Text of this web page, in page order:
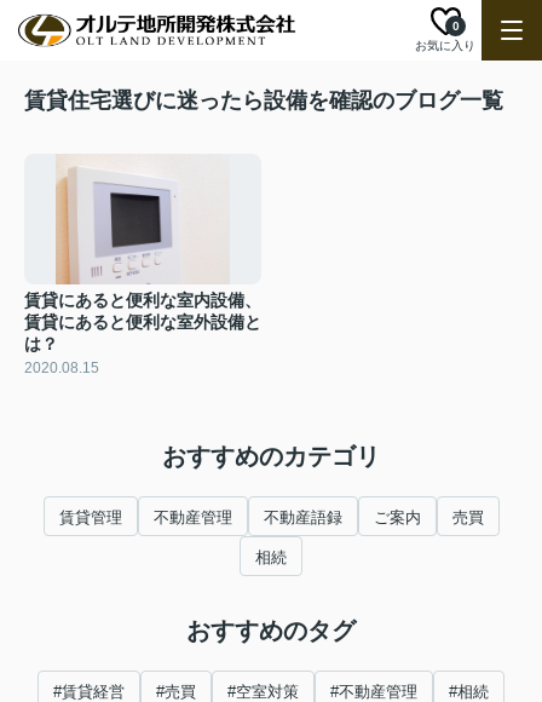
お気に入り
0
賃貸住宅選びに迷ったら設備を確認のブログ一覧
賃貸にあると便利な室内設備、
賃貸にあると便利な室外設備と
は？
2020.08.15
おすすめのカテゴリ
賃貸管理 不動産管理 不動産語録 ご案内 売買
相続
おすすめのタグ
#賃貸経営 #売買 #空室対策 #不動産管理 #相続